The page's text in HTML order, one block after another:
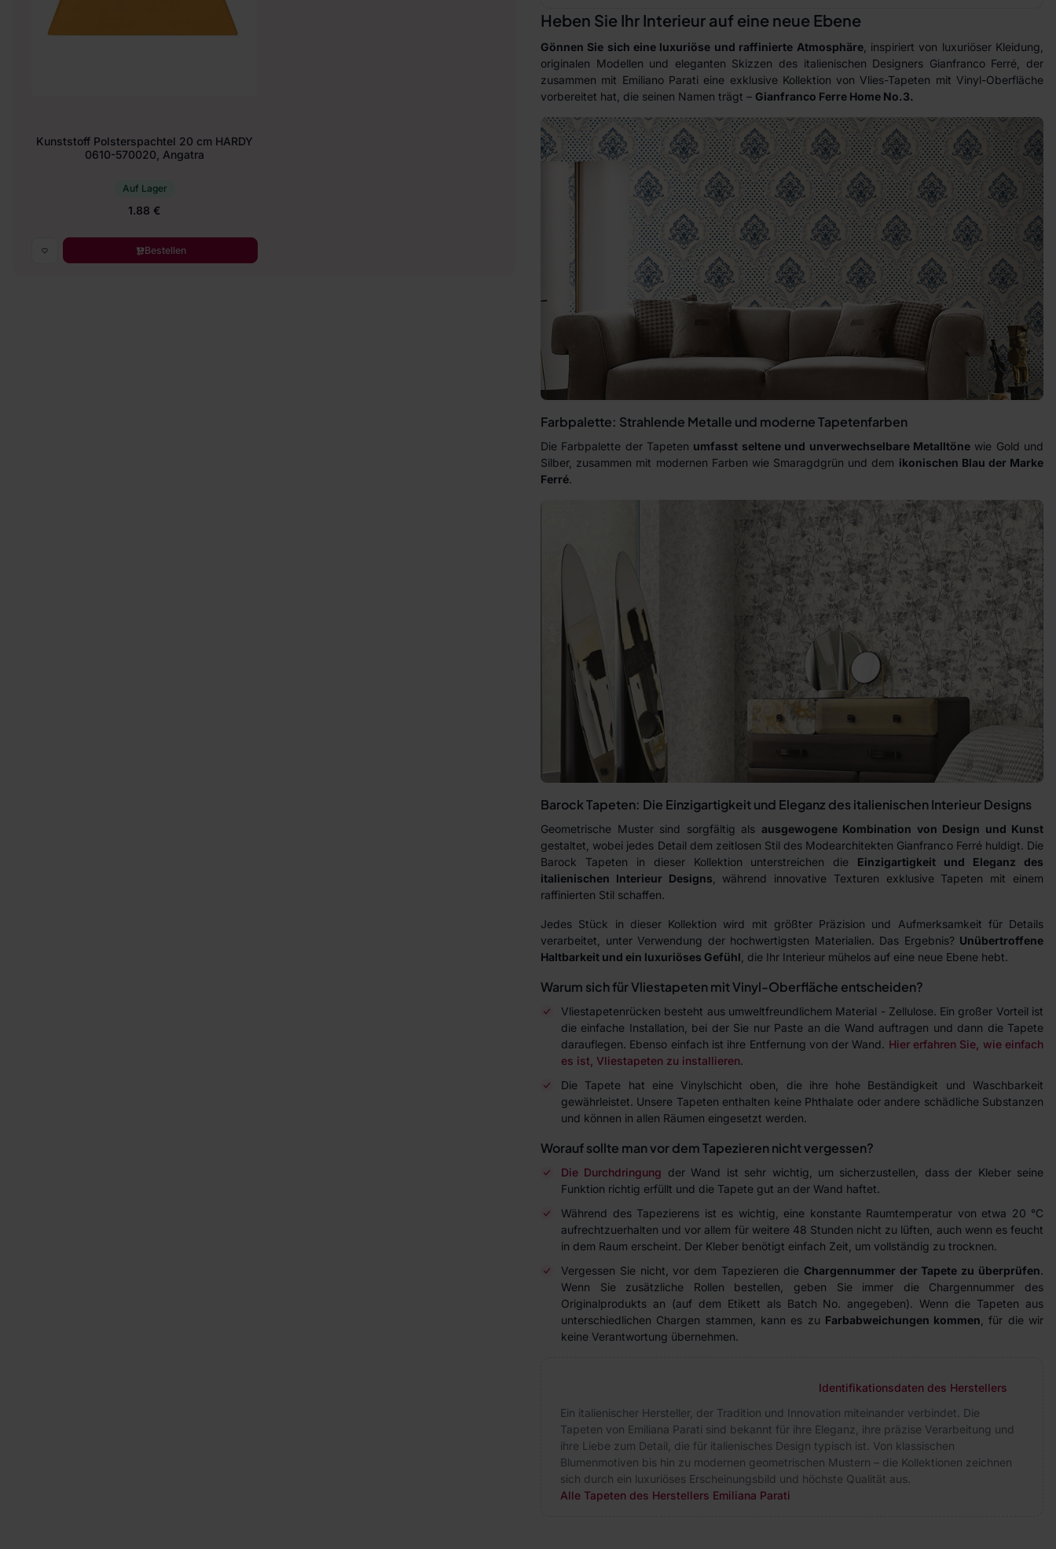
Heben Sie Ihr Interieur auf eine neue Ebene
Gönnen Sie sich eine luxuriöse und raffinierte Atmosphäre, inspiriert von luxuriöser Kleidung,
originalen Modellen und eleganten Skizzen des italienischen Designers Gianfranco Ferré, der
zusammen mit Emiliano Parati eine exklusive Kollektion von Vlies-Tapeten mit Vinyl-Oberfläche
vorbereitet hat, die seinen Namen trägt – Gianfranco Ferre Home No.3.
Farbpalette: Strahlende Metalle und moderne Tapetenfarben
Die Farbpalette der Tapeten umfasst seltene und unverwechselbare Metalltönewie Gold und
Silber, zusammen mit modernen Farben wie Smaragdgrün und dem ikonischen Blau der Marke
Ferré.
Barock Tapeten: Die Einzigartigkeit und Eleganz des italienischen Interieur Designs
Geometrische Muster sind sorgfältig als ausgewogene Kombination von Design und Kunst
gestaltet, wobei jedes Detail dem zeitlosen Stil des Modearchitekten Gianfranco Ferré huldigt. Die
Barock Tapeten in dieser Kollektion unterstreichen die Einzigartigkeit und Eleganz des
italienischen Interieur Designs , während innovative Texturen exklusive Tapeten mit einem
raffinierten Stil schaffen.
Jedes Stück in dieser Kollektion wird mit größter Präzision und Aufmerksamkeit für Details
verarbeitet, unter Verwendung der hochwertigsten Materialien. Das Ergebnis? Unübertroffene
Haltbarkeit und ein luxuriöses Gefühl , die Ihr Interieur mühelos auf eine neue Ebene hebt.
Warum sich für Vliestapeten mit Vinyl-Oberfläche entscheiden?
Vliestapetenrücken besteht aus umweltfreundlichem Material - Zellulose. Ein großer Vorteil ist
die einfache Installation, bei der Sie nur Paste an die Wand auftragen und dann die Tapete
darauflegen. Ebenso einfach ist ihre Entfernung von der Wand. Hier erfahren Sie, wie einfach
es ist, Vliestapeten zu installieren.
Die Tapete hat eine Vinylschicht oben, die ihre hohe Beständigkeit und Waschbarkeit
gewährleistet. Unsere Tapeten enthalten keine Phthalate oder andere schädliche Substanzen
und können in allen Räumen eingesetzt werden.
Worauf sollte man vor dem Tapezieren nicht vergessen?
Die Durchdringung der Wand ist sehr wichtig, um sicherzustellen, dass der Kleber seine
Funktion richtig erfüllt und die Tapete gut an der Wand haftet.
Während des Tapezierens ist es wichtig, eine konstante Raumtemperatur von etwa 20 °C
aufrechtzuerhalten und vor allem für weitere 48 Stunden nicht zu lüften, auch wenn es feucht
in dem Raum erscheint. Der Kleber benötigt einfach Zeit, um vollständig zu trocknen.
Vergessen Sie nicht, vor dem Tapezieren die Chargennummer der Tapete zu überprüfen.
Wenn Sie zusätzliche Rollen bestellen, geben Sie immer die Chargennummer des
Originalprodukts an (auf dem Etikett als Batch No. angegeben). Wenn die Tapeten aus
unterschiedlichen Chargen stammen, kann es zu Farbabweichungen kommen , für die wir
keine Verantwortung übernehmen.
Identifikationsdaten des Herstellers
Ein italienischer Hersteller, der Tradition und Innovation miteinander verbindet. Die
Tapeten von Emiliana Parati sind bekannt für ihre Eleganz, ihre präzise Verarbeitung und
ihre Liebe zum Detail, die für italienisches Design typisch ist. Von klassischen
Blumenmotiven bis hin zu modernen geometrischen Mustern – die Kollektionen zeichnen
sich durch ein luxuriöses Erscheinungsbild und höchste Qualität aus.
Alle Tapeten des Herstellers Emiliana Parati
Kunststoff Polsterspachtel 20 cm HARDY
0610-570020, Angatra
Auf Lager
1.88 €
Bestellen